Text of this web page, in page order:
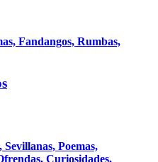
Fandangos, Rumbas,
Poemas,
Curiosidades,